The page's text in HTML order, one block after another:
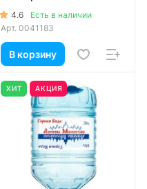
4.6
Есть в наличии
Арт. 0041183
В корзину
ХИТ АКЦИЯ